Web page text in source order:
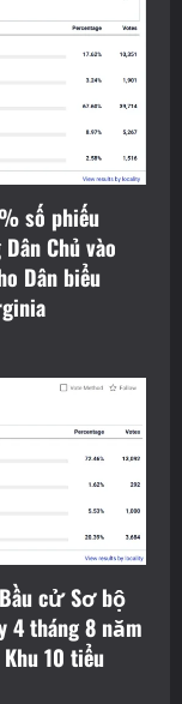
số phiếu
Chủ vào
Dân biểu
cử Sơ bộ
4 tháng 8 năm
10 tiểu